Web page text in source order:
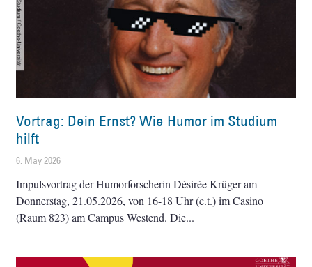
Vortrag: Dein Ernst? Wie Humor im Studium
hilft
6. May 2026
Impulsvortrag der Humorforscherin Désirée Krüger am
Donnerstag, 21.05.2026, von 16-18 Uhr (c.t.) im Casino
(Raum 823) am Campus Westend. Die